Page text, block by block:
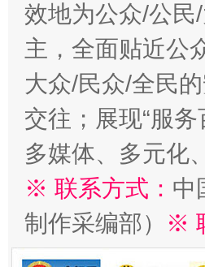
效地为公众/公民
主，全面贴近公
大众/民众/全民
交往；展现“服
多媒体、多元化
※ 联系方式： 中
制作采编部）
※